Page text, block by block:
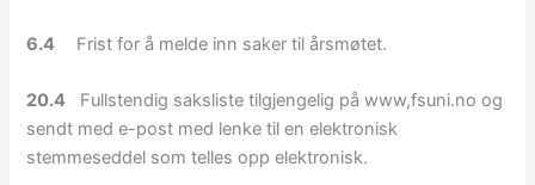
6.4 Frist for å melde inn saker til årsmøtet.
20.4 Fullstendig saksliste tilgjengelig på www,fsuni.no og
sendt med e-post med lenke til en elektronisk
stemmeseddel som telles opp elektronisk.